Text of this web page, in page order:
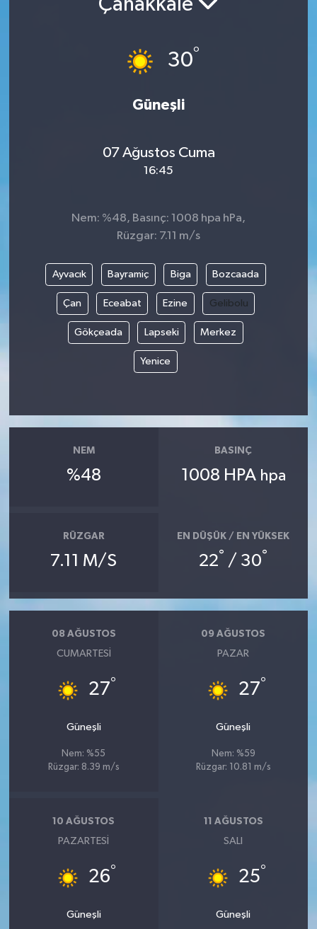
Çanakkale
30°
Güneşli
07 Ağustos Cuma
16:45
Nem: %48, Basınç: 1008 hpa hPa,
Rüzgar: 7.11 m/s
Ayvacık Bayramiç Biga Bozcaada
Çan Eceabat Ezine Gelibolu
Gökçeada Lapseki Merkez
Yenice
NEM
%48
BASINÇ
1008 HPA hpa
RÜZGAR
7.11 M/S
EN DÜŞÜK / EN YÜKSEK
22° / 30°
08 AĞUSTOS
CUMARTESI
27°
Güneşli
Nem: %55
Rüzgar: 8.39 m/s
09 AĞUSTOS
PAZAR
27°
Güneşli
Nem: %59
Rüzgar: 10.81 m/s
10 AĞUSTOS
PAZARTESI
26°
Güneşli
11 AĞUSTOS
SALI
25°
Güneşli